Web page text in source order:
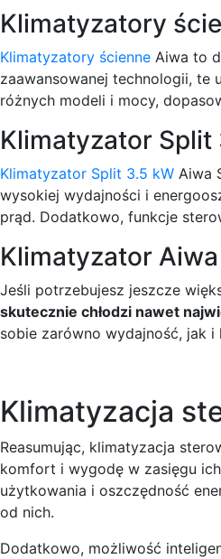
Klimatyzatory
Klimatyzatory ścienne Aiwa to
zaawansowanej technologii, te
różnych modeli i mocy,
Klimatyzator Split
Klimatyzator Split 3.5 kW Aiwa
wysokiej wydajności i
prąd. Dodatkowo, funkcje
Klimatyzator
Jeśli potrzebujesz jeszcze
skutecznie chłodzi nawet
sobie zarówno wydajność, jak
Klimatyzacja
Reasumując, klimatyzacja
komfort i wygodę w zasięgu
użytkowania i oszczędność
od nich.
Dodatkowo, możliwość